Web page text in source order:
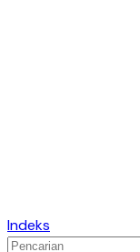
Indeks